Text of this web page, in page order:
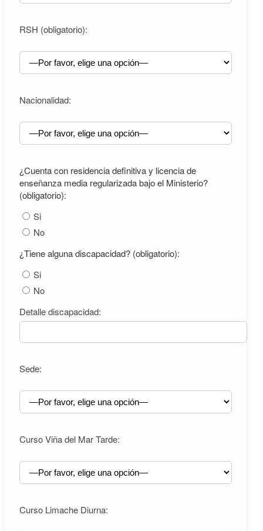
RSH (obligatorio):
Nacionalidad:
¿Cuenta con residencia definitiva y licencia de
enseñanza media regularizada bajo el Ministerio?
(obligatorio):
Si
No
¿Tiene alguna discapacidad? (obligatorio):
Si
No
Detalle discapacidad:
Sede:
Curso Viña del Mar Tarde:
Curso Limache Diurna: